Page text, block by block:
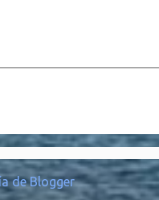
de Blogger